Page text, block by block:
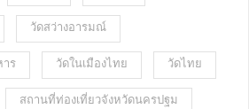
วัดสว่างอารมณ์
าร วัดในเมืองไทย วัดไทย
สถานที่ท่องเที่ยวจังหวัดนครปฐม